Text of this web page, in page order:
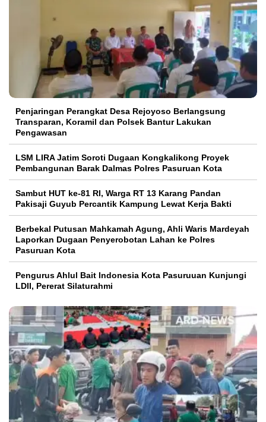
Penjaringan Perangkat Desa Rejoyoso Berlangsung
Transparan, Koramil dan Polsek Bantur Lakukan
Pengawasan
LSM LIRA Jatim Soroti Dugaan Kongkalikong Proyek
Pembangunan Barak Dalmas Polres Pasuruan Kota
Sambut HUT ke-81 RI, Warga RT 13 Karang Pandan
Pakisaji Guyub Percantik Kampung Lewat Kerja Bakti
Berbekal Putusan Mahkamah Agung, Ahli Waris Mardeyah
Laporkan Dugaan Penyerobotan Lahan ke Polres
Pasuruan Kota
Pengurus Ahlul Bait Indonesia Kota Pasuruuan Kunjungi
LDII, Pererat Silaturahmi